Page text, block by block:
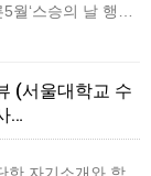
월‘스승의 날 행…
(서울대학교 수
…
한 자기소개와 함